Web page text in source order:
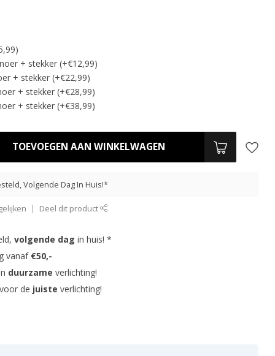
+ stekker (+€12,99)
+ stekker (+€22,99)
+ stekker (+€28,99)
+ stekker (+€38,99)
TOEVOEGEN AAN WINKELWAGEN
Volgende Dag In Huis!*
Deel dit product
volgende dag in huis! *
vanaf €50,-
duurzame verlichting!
de juiste verlichting!